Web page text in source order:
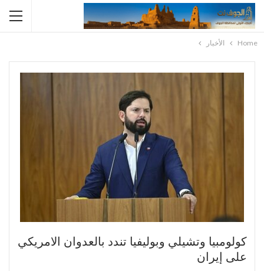
Home الأخبار
كولومبيا وتشيلي وبوليفيا تندد بالعدوان الامريكي
على إيران